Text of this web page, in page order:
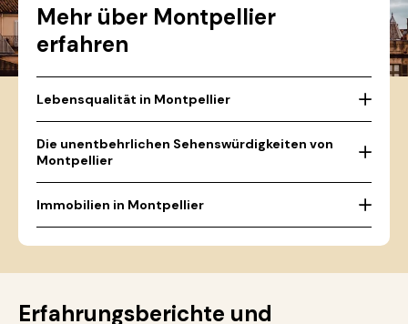
Mehr über Montpellier
erfahren
Lebensqualität in Montpellier
Die unentbehrlichen Sehenswürdigkeiten von
Montpellier
Immobilien in Montpellier
Erfahrungsberichte und